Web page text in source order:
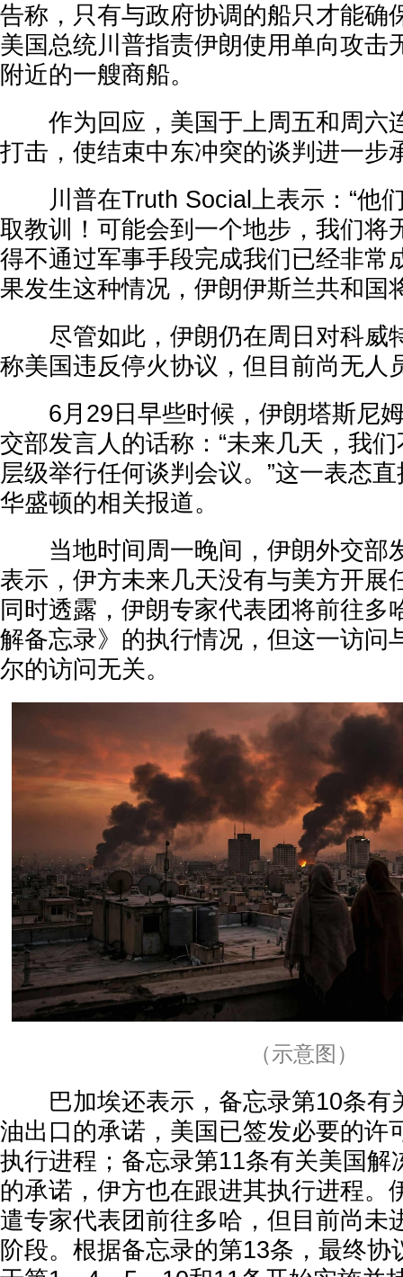
告称，只有与政府协调的船只才能确
美国总统川普指责伊朗使用单向攻击
附近的一艘商船。
作为回应，美国于上周五和周六
打击，使结束中东冲突的谈判进一步
川普在Truth Social上表示：“他
取教训！可能会到一个地步，我们将
得不通过军事手段完成我们已经非常
果发生这种情况，伊朗伊斯兰共和国
尽管如此，伊朗仍在周日对科威
称美国违反停火协议，但目前尚无人
6月29日早些时候，伊朗塔斯尼姆
交部发言人的话称：“未来几天，我
层级举行任何谈判会议。”这一表态
华盛顿的相关报道。
当地时间周一晚间，伊朗外交部
表示，伊方未来几天没有与美方开展
同时透露，伊朗专家代表团将前往多
解备忘录》的执行情况，但这一访问
尔的访问无关。
（示意图）
巴加埃还表示，备忘录第10条有
油出口的承诺，美国已签发必要的许
执行进程；备忘录第11条有关美国解
的承诺，伊方也在跟进其执行进程。
遣专家代表团前往多哈，但目前尚未
阶段。根据备忘录的第13条，最终协